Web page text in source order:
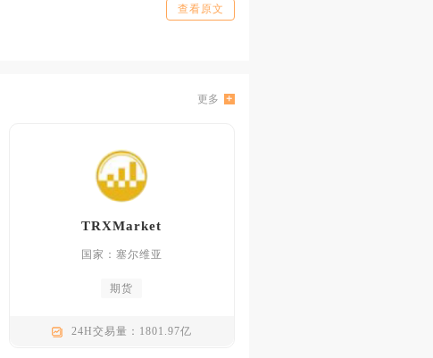
查看原文
更多
TRXMarket
国家：塞尔维亚
期货
24H交易量：1801.97亿